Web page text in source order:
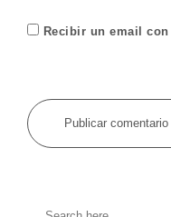
Recibir un email